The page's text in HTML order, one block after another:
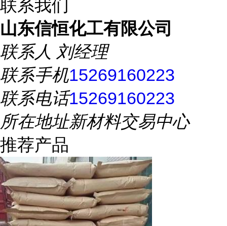
联系我们
山东信恒化工有限公司
联系人 刘经理
联系手机15269160223
联系电话15269160223
所在地址新材料交易中心
推荐产品